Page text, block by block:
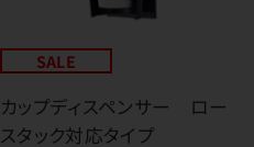
SALE
カップディスペンサー ロー
スタック対応タイプ